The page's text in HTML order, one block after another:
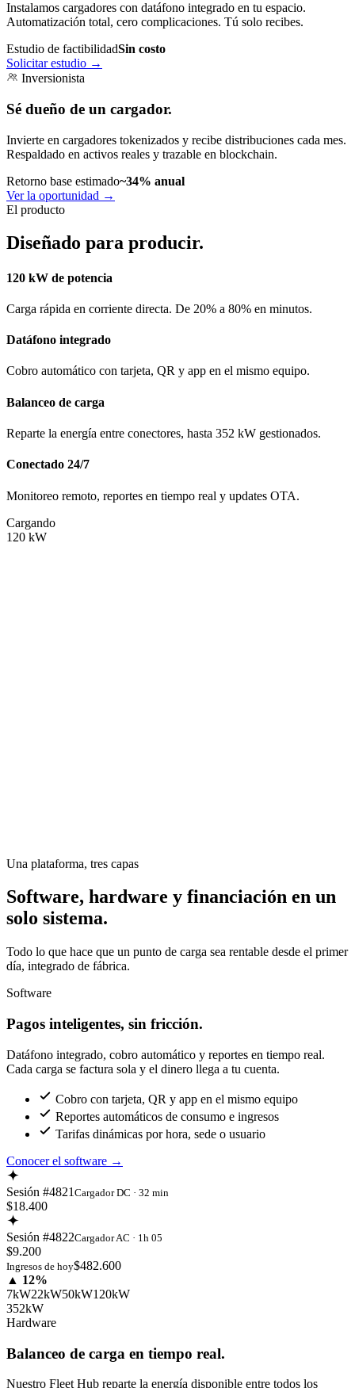
Instalamos cargadores con datáfono integrado en tu espacio.
Automatización total, cero complicaciones. Tú solo recibes.
Estudio de factibilidadSin costo
Solicitar estudio →
Inversionista
Sé dueño de un cargador.
Invierte en cargadores tokenizados y recibe distribuciones cada mes.
Respaldado en activos reales y trazable en blockchain.
Retorno base estimado~34% anual
Ver la oportunidad →
El producto
Diseñado para producir.
120 kW de potencia
Carga rápida en corriente directa. De 20% a 80% en minutos.
Datáfono integrado
Cobro automático con tarjeta, QR y app en el mismo equipo.
Balanceo de carga
Reparte la energía entre conectores, hasta 352 kW gestionados.
Conectado 24/7
Monitoreo remoto, reportes en tiempo real y updates OTA.
Cargando
120 kW
Una plataforma, tres capas
Software, hardware y financiación en un
solo sistema.
Todo lo que hace que un punto de carga sea rentable desde el primer
día, integrado de fábrica.
Software
Pagos inteligentes, sin fricción.
Datáfono integrado, cobro automático y reportes en tiempo real.
Cada carga se factura sola y el dinero llega a tu cuenta.
Cobro con tarjeta, QR y app en el mismo equipo
Reportes automáticos de consumo e ingresos
Tarifas dinámicas por hora, sede o usuario
Conocer el software →
Sesión #4821 Cargador DC · 32 min
$18.400
Sesión #4822Cargador AC · 1h 05
$9.200
Ingresos de hoy$482.600
▲ 12%
7kW22kW50kW120kW
352kW
Hardware
Balanceo de carga en tiempo real.
Nuestro Fleet Hub reparte la energía disponible entre todos los